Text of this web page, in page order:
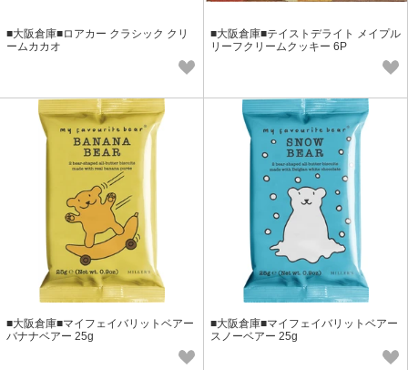
■大阪倉庫■ロアカー クラシック クリ
ームカカオ
■大阪倉庫■テイストデライト メイプル
リーフクリームクッキー 6P
■大阪倉庫■マイフェイバリットベアー
バナナベアー 25g
■大阪倉庫■マイフェイバリットベアー
スノーベアー 25g